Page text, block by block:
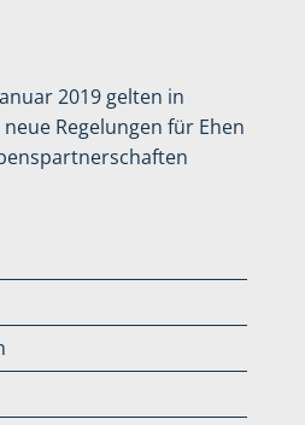
2019 gelten in
Regelungen für Ehen